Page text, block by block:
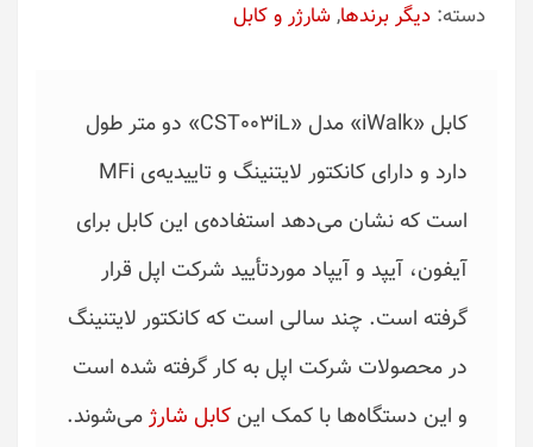
دسته: دیگر برندها,شارژر و کابل
کابل‌‌ «iWalk»‌ مدل‌‌ «CST003iL»‌ دو متر طول
است که نشان می‌دهد استفاده‌ی این کابل برای
آیفون، آیپد و آیپاد موردتأیید شرکت اپل قرار
گرفته است. چند سالی است که کانکتور لایتنینگ
در محصولات شرکت اپل به کار گرفته شده است
و این دستگاه‌ها با‌ کمک این کابل شارژمی‌شوند.